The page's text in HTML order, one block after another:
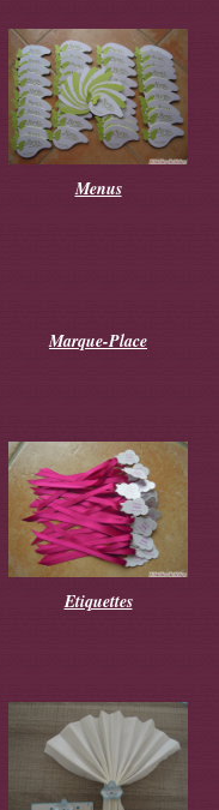
Menus
Marque-Place
Etiquettes